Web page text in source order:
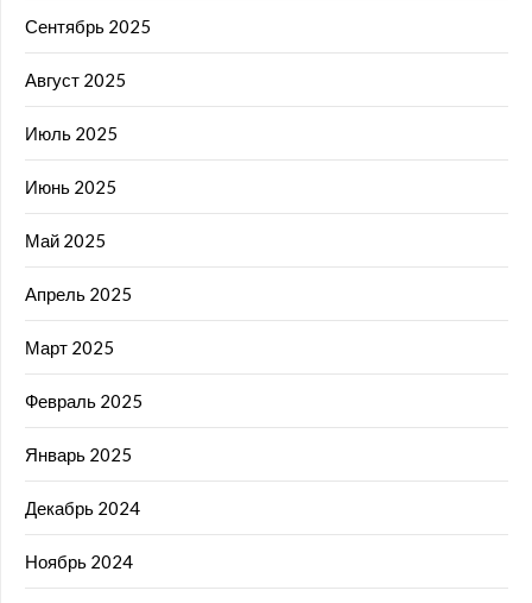
Сентябрь 2025
Август 2025
Июль 2025
Июнь 2025
Май 2025
Апрель 2025
Март 2025
Февраль 2025
Январь 2025
Декабрь 2024
Ноябрь 2024